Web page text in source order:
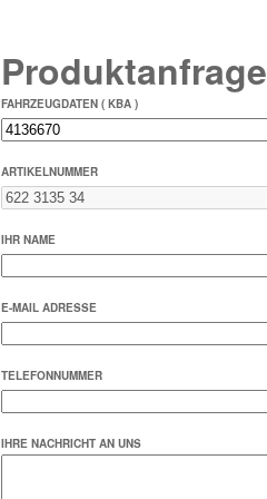
Produktanfrage
FAHRZEUGDATEN ( KBA )
ARTIKELNUMMER
IHR NAME
E-MAIL ADRESSE
TELEFONNUMMER
IHRE NACHRICHT AN UNS